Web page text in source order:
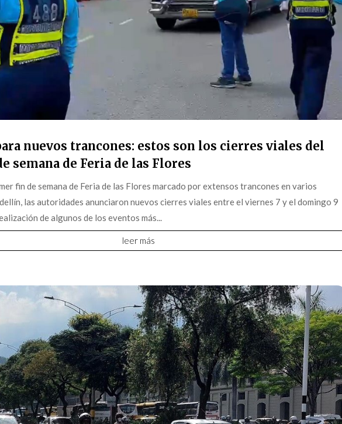
nuevos trancones: estos son los cierres viales del
semana de Feria de las Flores
fin de semana de Feria de las Flores marcado por extensos trancones en varios
las autoridades anunciaron nuevos cierres viales entre el viernes 7 y el domingo 9
de algunos de los eventos más...
leer más